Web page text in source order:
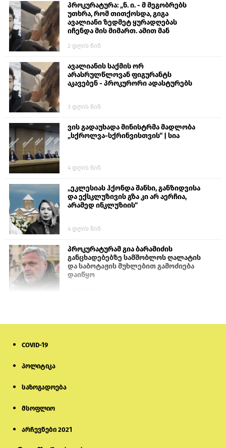
პროკურატურა: „ნ. ი. - მ მეგობრებს
უთხრა, რომ თითქოსდა, გიგა
ავალიანი ზედმეტ ყურადღებას
იჩენდა მის მიმართ. ამით მან
თავს დასხმოდა გიგა ავალიანს“
2 დღის წინ
ავალიანის საქმის ორ
არასრულწლოვან ფიგურანტს
აკავებენ - პროკურორი ადასტურებს
3 დღის წინ
ვის გადაუხადა მინისტრმა მადლობა
„სქროლვა-სქრინვისთვის“ | სია
4 დღის წინ
„ეკლესიას ჰქონდა შანსი, განზიდვისა
და ექსკლუზივის გზა კი არ აერჩია,
არამედ ინკლუზიის“
4 დღის წინ
პროკურატურამ გია ბარამიძის
განცხადებებზე სამშობლოს ღალატის
და საბოტაჟის მუხლებით გამოძიება
დაიწყო
რას ამბობს საქმის პროკურორი
COVID-19
პოლიტიკა
საზოგადოება
მსოფლიო
არჩევნები 2021